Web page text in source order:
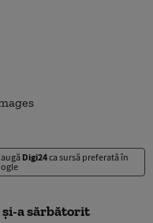
Digi24ca sursă preferată în
a sărbătorit